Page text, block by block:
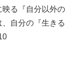
る『自分以外の
自分の『生きる